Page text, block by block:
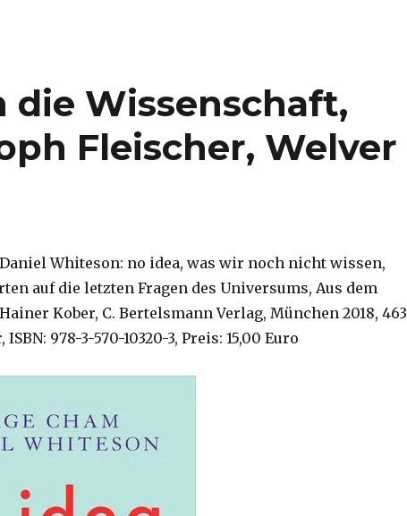
Wissenschaft,
Fleischer, Welver
Daniel Whiteson: no idea, was wir noch nicht wissen,
auf die letzten Fragen des Universums, Aus dem
Kober, C. Bertelsmann Verlag, München 2018, 463
978-3-570-10320-3, Preis: 15,00 Euro